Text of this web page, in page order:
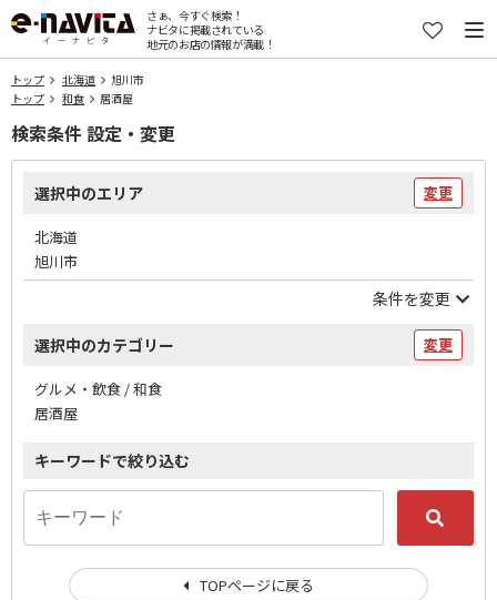
さぁ、今すぐ検索！
ナビタに掲載されている
地元のお店の情報が満載！
トップ 北海道
旭川市
トップ
和食 居酒屋
検索条件 設定・変更
選択中のエリア 変更
北海道
旭川市
条件を変更
選択中のカテゴリー 変更
グルメ・飲食 / 和食
居酒屋
キーワードで絞り込む
TOPページに戻る